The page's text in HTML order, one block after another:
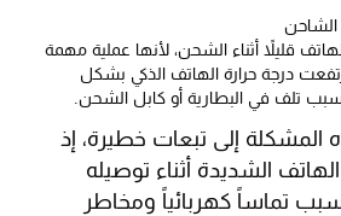
الشاحن
قليلاً أثناء الشحن، لأنها عملية مهمة
درجة حرارة الهاتف الذكي بشكل
تلف في البطارية أو كابل الشحن.
المشكلة إلى تبعات خطيرة، إذ
الشديدة أثناء توصيله
تماساً كهربائياً ومخاطر